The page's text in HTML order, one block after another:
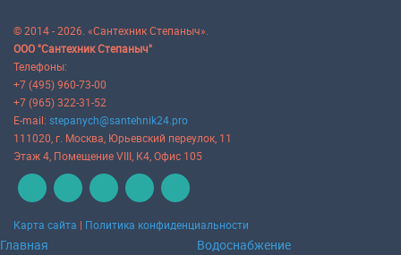
© 2014 - 2026. «Сантехник Степаныч».
ООО "Сантехник Степаныч"
Телефоны:
+7 (495) 960-73-00
+7 (965) 322-31-52
E-mail: stepanych@santehnik24.pro
111020 , г. Москва Юрьевский переулок, 11
Этаж 4, Помещение VIII, К4, Офис 105
Карта сайта | Политика конфиденциальности
Главная Водоснабжение